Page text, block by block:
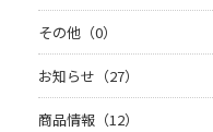
その他（0）
お知らせ（27）
商品情報（12）